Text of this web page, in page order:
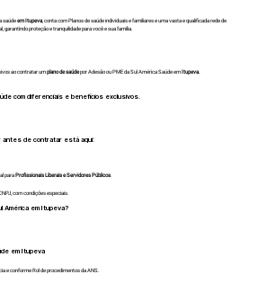
saúdeem Itupeva , conta com Planos de saúde individuais e familiares e uma vasta e qualificada rede de
garantindo proteção e tranquilidade para você e sua família.
ao contratar umplano de saúdepor Adesão ou PME da Sul América Saúde emItupeva.
com diferenciais e benefícios exclusivos.
antes de contratar está aqui:
paraProfissionais Liberais e Servidores Públicos
com condições especiais.
América emItupeva?
emItupeva
e conforme Rol de procedimentos da ANS.